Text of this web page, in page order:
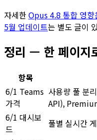
자세한Opus 4.8 통합 영향
5월 업데이트는 별도 글이
정리 — 한 페이
항목
6/1 Teams
가격
사용량 풀 분
API),
6/1 대시보
드
풀별 실시간